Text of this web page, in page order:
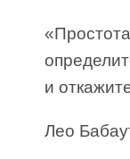
и
Лео